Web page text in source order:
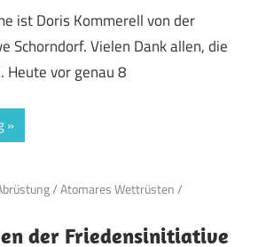
ist Doris Kommerell von der
Schorndorf. Vielen Dank allen, die
Heute vor genau 8
/Atomares Wettrüsten/
der Friedensinitiative